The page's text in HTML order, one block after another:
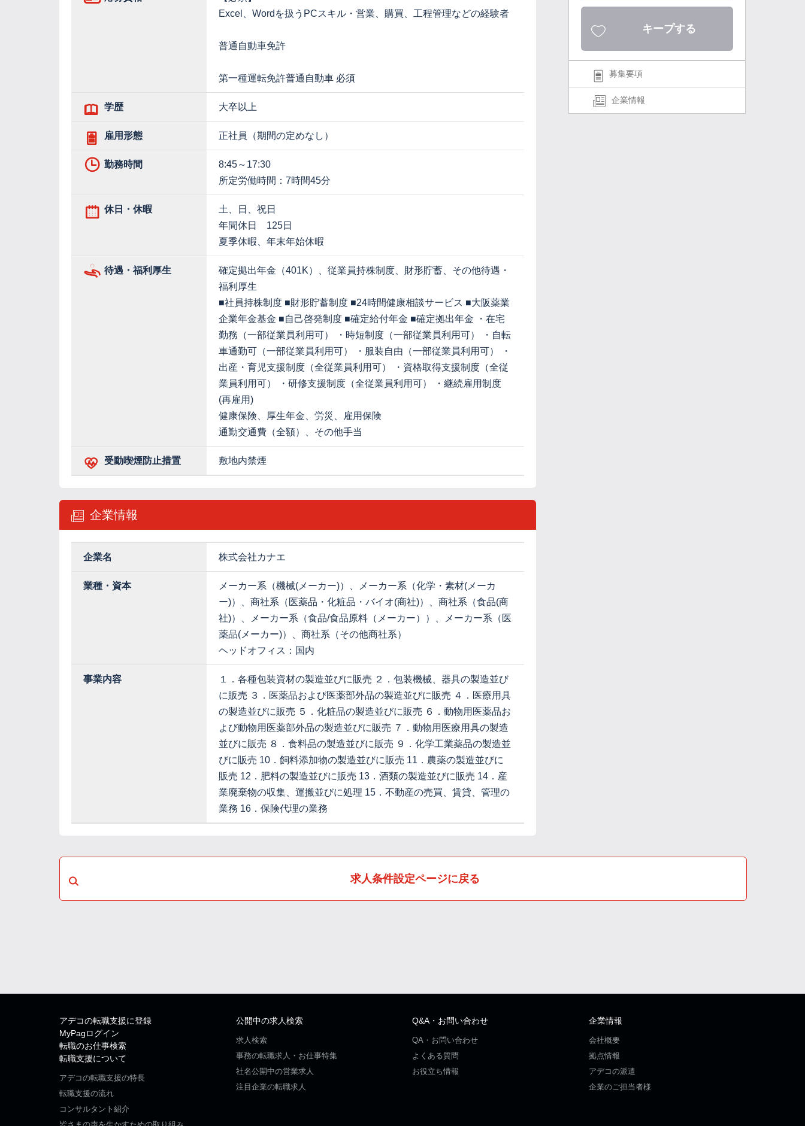
Excel、Wordを扱うPCスキル・営業、購買、工程管理などの経験者
普通自動車免許
第一種運転免許普通自動車 必須
学歴 大卒以上
雇用形態 正社員（期間の定めなし）
勤務時間
8:45～17:30
所定労働時間：7時間45分
休日・休暇
土、日、祝日
年間休日 125日
夏季休暇、年末年始休暇
待遇・福利厚生
確定拠出年金（401K）、従業員持株制度、財形貯蓄、その他待遇・
福利厚生
■社員持株制度 ■財形貯蓄制度 ■24時間健康相談サービス ■大阪薬業
企業年金基金 ■自己啓発制度 ■確定給付年金 ■確定拠出年金 ・在宅
勤務（一部従業員利用可） ・時短制度（一部従業員利用可） ・自転
車通勤可（一部従業員利用可） ・服装自由（一部従業員利用可） ・
出産・育児支援制度（全従業員利用可） ・資格取得支援制度（全従
業員利用可） ・研修支援制度（全従業員利用可） ・継続雇用制度
(再雇用)
健康保険、厚生年金、労災、雇用保険
通勤交通費（全額）、その他手当
受動喫煙防止措置 敷地内禁煙
企業情報
企業名 株式会社カナエ
業種・資本
メーカー系（機械(メーカー)）、メーカー系（化学・素材(メーカ
ー)）、商社系（医薬品・化粧品・バイオ(商社)）、商社系（食品(商
社)）、メーカー系（食品/食品原料（メーカー））、メーカー系（医
薬品(メーカー)）、商社系（その他商社系）
ヘッドオフィス：国内
事業内容
１．各種包装資材の製造並びに販売 ２．包装機械、器具の製造並び
に販売 ３．医薬品および医薬部外品の製造並びに販売 ４．医療用具
の製造並びに販売 ５．化粧品の製造並びに販売 ６．動物用医薬品お
よび動物用医薬部外品の製造並びに販売 ７．動物用医療用具の製造
並びに販売 ８．食料品の製造並びに販売 ９．化学工業薬品の製造並
びに販売 10．飼料添加物の製造並びに販売 11．農薬の製造並びに
販売 12．肥料の製造並びに販売 13．酒類の製造並びに販売 14．産
業廃棄物の収集、運搬並びに処理 15．不動産の売買、賃貸、管理の
業務 16．保険代理の業務
キープする
募集要項
企業情報
求人条件設定ページに戻る
アデコの転職支援に登録
MyPagログイン
転職のお仕事検索
転職支援について
アデコの転職支援の特長
転職支援の流れ
コンサルタント紹介
公開中の求人検索
求人検索
事務の転職求人・お仕事特集
社名公開中の営業求人
注目企業の転職求人
Q&A・お問い合わせ
QA・お問い合わせ
よくある質問
お役立ち情報
企業情報
会社概要
拠点情報
アデコの派遣
企業のご担当者様